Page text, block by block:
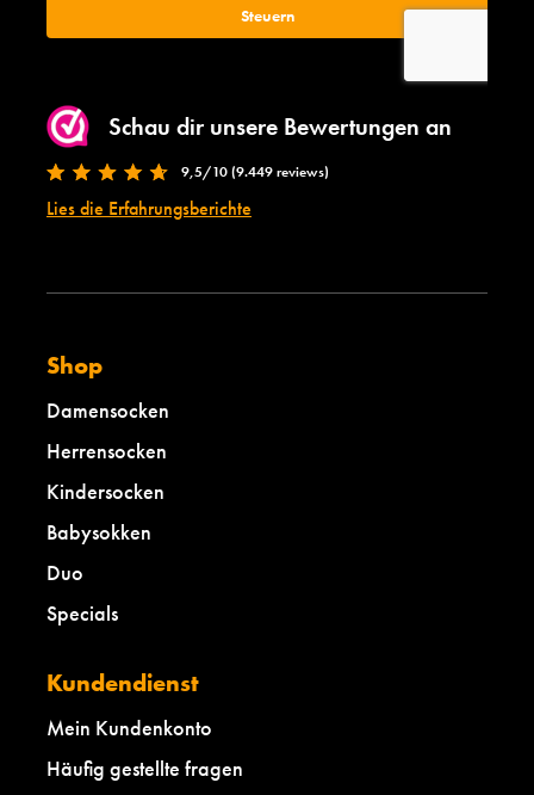
Schau dir unsere Bewertungen an
9,5/10 (9.449 reviews)
Lies die Erfahrungsberichte
Shop
Damensocken
Herrensocken
Kindersocken
Babysokken
Duo
Specials
Kundendienst
Mein Kundenkonto
Häufig gestellte fragen